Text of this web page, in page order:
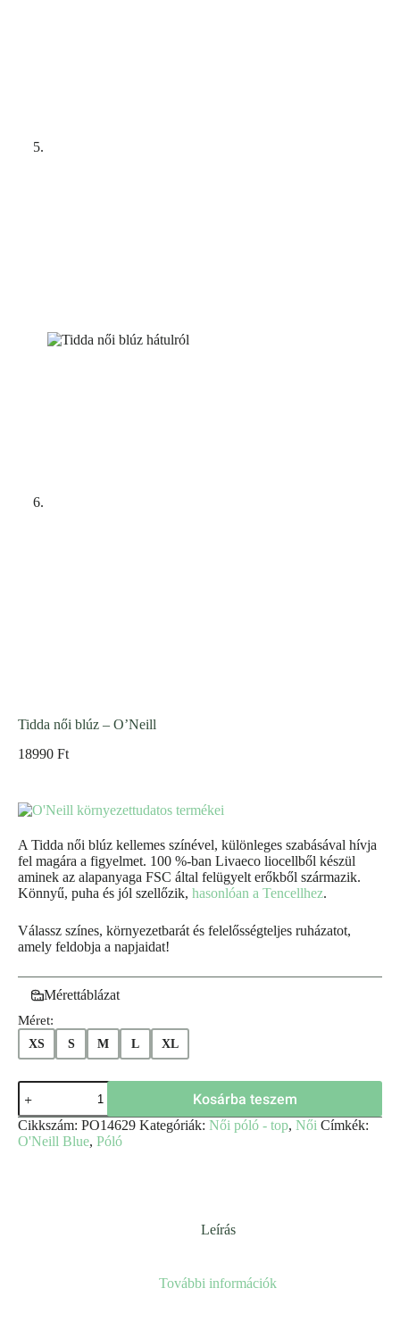
Tidda női blúz – O’Neill
18990 Ft
A Tidda női blúz kellemes színével, különleges szabásával hívja
fel magára a figyelmet. 100 %-ban Livaeco liocellből készül
aminek az alapanyaga FSC által felügyelt erőkből származik.
Könnyű, puha és jól szellőzik, hasonlóan a Tencellhez.
Válassz színes, környezetbarát és felelősségteljes ruházatot,
amely feldobja a napjaidat!
Mérettáblázat
Méret:
XS S M L XL
Kosárba teszem
Cikkszám: PO14629 Kategóriák: Női póló - top, Női Címkék:
O'Neill Blue, Póló
Leírás
További információk